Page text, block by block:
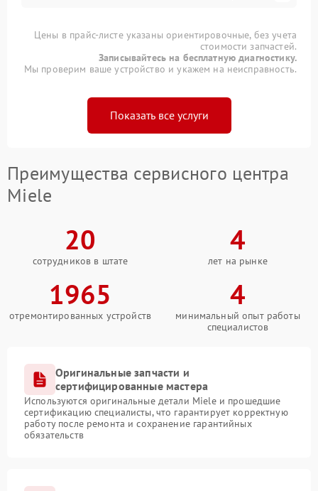
Цены в прайс-листе указаны ориентировочные, без учета
стоимости запчастей.
Записывайтесь на бесплатную диагностику.
Мы проверим ваше устройство и укажем на неисправность.
Показать все услуги
Преимущества сервисного центра
Miele
20
сотрудников в штате
4
лет на рынке
1965
отремонтированных устройств
4
минимальный опыт работы
специалистов
Оригинальные запчасти и
сертифицированные мастера
Используются оригинальные детали Miele и прошедшие
сертификацию специалисты, что гарантирует корректную
работу после ремонта и сохранение гарантийных
обязательств